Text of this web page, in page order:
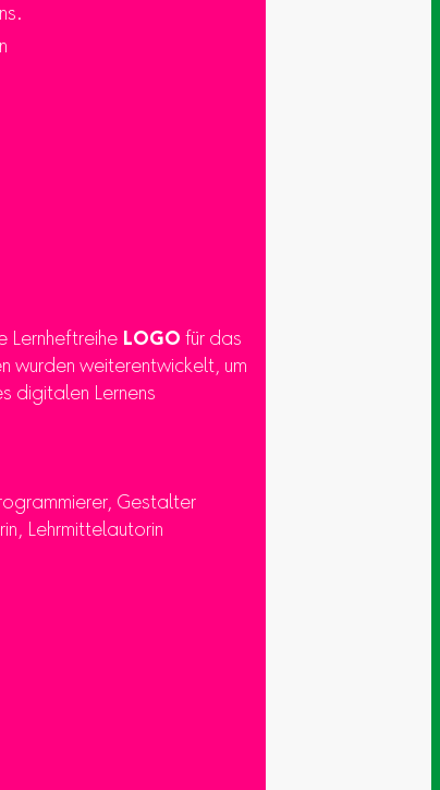
Lernheftreihe LOGO für das
wurden weiterentwickelt, um
digitalen Lernens
Gestalter
Lehrmittelautorin